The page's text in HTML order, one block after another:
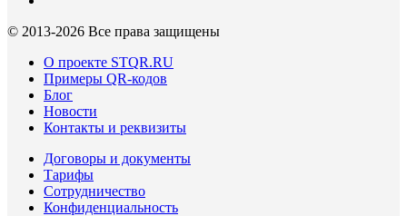
© 2013-2026 Все права защищены
О проекте STQR.RU
Примеры QR-кодов
Блог
Новости
Контакты и реквизиты
Договоры и документы
Тарифы
Сотрудничество
Конфиденциальность